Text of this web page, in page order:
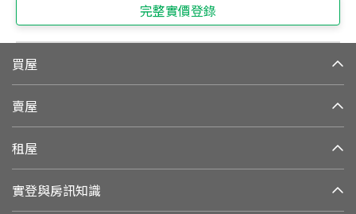
完整實價登錄
買屋
賣屋
租屋
實登與房訊知識